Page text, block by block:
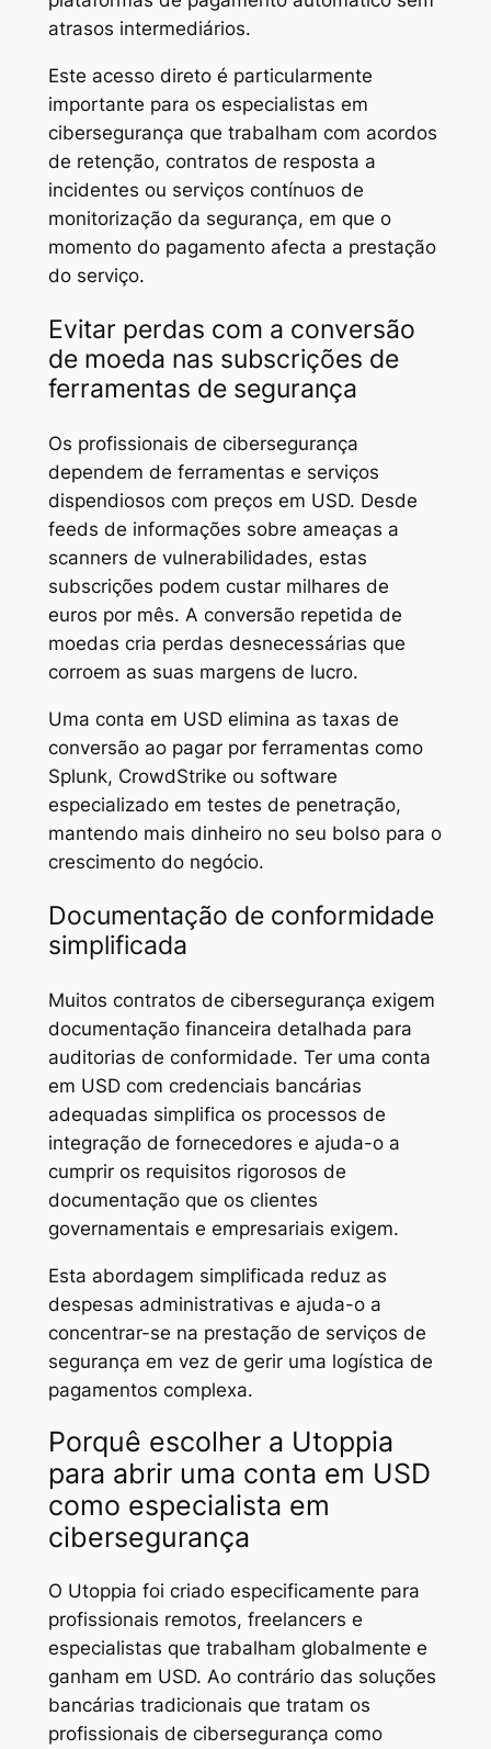
atrasos intermediários.
Este acesso direto é particularmente
importante para os especialistas em
cibersegurança que trabalham com acordos
de retenção, contratos de resposta a
incidentes ou serviços contínuos de
monitorização da segurança, em que o
momento do pagamento afecta a prestação
do serviço.
Evitar perdas com a conversão
de moeda nas subscrições de
ferramentas de segurança
Os profissionais de cibersegurança
dependem de ferramentas e serviços
dispendiosos com preços em USD. Desde
feeds de informações sobre ameaças a
scanners de vulnerabilidades, estas
subscrições podem custar milhares de
euros por mês. A conversão repetida de
moedas cria perdas desnecessárias que
corroem as suas margens de lucro.
Uma conta em USD elimina as taxas de
conversão ao pagar por ferramentas como
Splunk, CrowdStrike ou software
especializado em testes de penetração,
mantendo mais dinheiro no seu bolso para o
crescimento do negócio.
Documentação de conformidade
simplificada
Muitos contratos de cibersegurança exigem
documentação financeira detalhada para
auditorias de conformidade. Ter uma conta
em USD com credenciais bancárias
adequadas simplifica os processos de
integração de fornecedores e ajuda-o a
cumprir os requisitos rigorosos de
documentação que os clientes
governamentais e empresariais exigem.
Esta abordagem simplificada reduz as
despesas administrativas e ajuda-o a
concentrar-se na prestação de serviços de
segurança em vez de gerir uma logística de
pagamentos complexa.
Porquê escolher a Utoppia
para abrir uma conta em USD
como especialista em
cibersegurança
O Utoppia foi criado especificamente para
profissionais remotos, freelancers e
especialistas que trabalham globalmente e
ganham em USD. Ao contrário das soluções
bancárias tradicionais que tratam os
profissionais de cibersegurança como